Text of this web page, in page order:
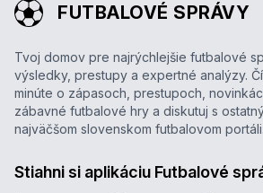
FUTBALOVÉ SPRÁVY
Tvoj domov pre najrýchlejšie futbalové
výsledky, prestupy a expertné analýzy.
minúte o zápasoch, prestupoch,
zábavné futbalové hry a diskutuj s
najväčšom slovenskom futbalovom portáli.
Stiahni si aplikáciu Futbalové